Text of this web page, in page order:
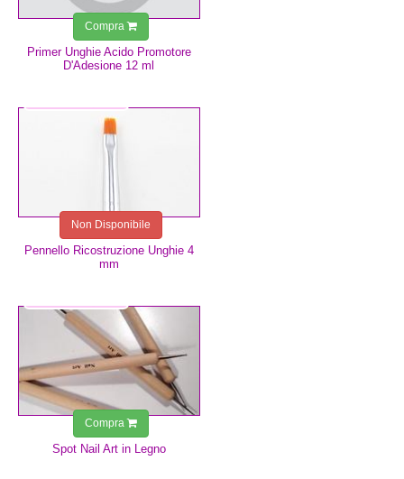
Primer Unghie Acido Promotore
D'Adesione 12 ml
Compra
Pennello Ricostruzione Unghie 4
mm
Non Disponibile
Spot Nail Art in Legno
Compra